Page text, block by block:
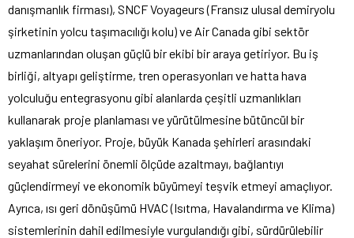
danışmanlık firması), SNCF Voyageurs (Fransız ulusal demiryolu
şirketinin yolcu taşımacılığı kolu) ve Air Canada gibi sektör
uzmanlarından oluşan güçlü bir ekibi bir araya getiriyor. Bu iş
birliği, altyapı geliştirme, tren operasyonları ve hatta hava
yolculuğu entegrasyonu gibi alanlarda çeşitli uzmanlıkları
kullanarak proje planlaması ve yürütülmesine bütüncül bir
yaklaşım öneriyor. Proje, büyük Kanada şehirleri arasındaki
seyahat sürelerini önemli ölçüde azaltmayı, bağlantıyı
güçlendirmeyi ve ekonomik büyümeyi teşvik etmeyi amaçlıyor.
Ayrıca, ısı geri dönüşümü HVAC (Isıtma, Havalandırma ve Klima)
sistemlerinin dahil edilmesiyle vurgulandığı gibi, sürdürülebilir